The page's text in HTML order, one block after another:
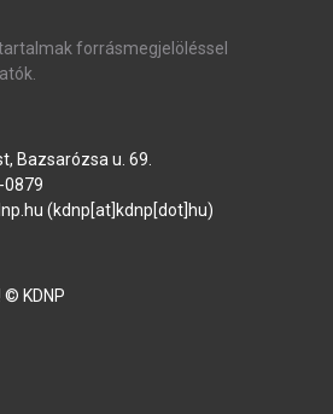
forrásmegjelöléssel
Bazsarózsa u. 69.
0879
.hu (kdnp[at]kdnp[dot]hu)
KDNP